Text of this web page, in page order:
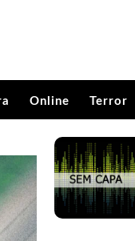
Online Terror